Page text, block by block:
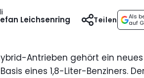
Leichsenring
Als
auf
Teilen
Antrieben gehört ein
eines 1,8-Liter-Benziners.